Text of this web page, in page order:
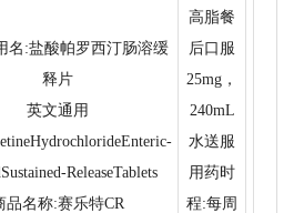
名:盐酸帕罗西汀肠溶缓
释片
英文通用
ReleaseTablets
品名称:赛乐特CR
高脂餐
后口服
25mg，
240mL
水送服
用药时
程:每周